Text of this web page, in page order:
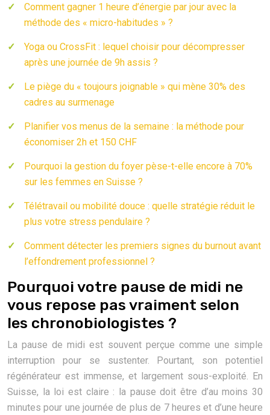
Comment gagner 1 heure d’énergie par jour avec la
méthode des « micro-habitudes » ?
Yoga ou CrossFit : lequel choisir pour décompresser
après une journée de 9h assis ?
Le piège du « toujours joignable » qui mène 30% des
cadres au surmenage
Planifier vos menus de la semaine : la méthode pour
économiser 2h et 150 CHF
Pourquoi la gestion du foyer pèse-t-elle encore à 70%
sur les femmes en Suisse ?
Télétravail ou mobilité douce : quelle stratégie réduit le
plus votre stress pendulaire ?
Comment détecter les premiers signes du burnout avant
l’effondrement professionnel ?
Pourquoi votre pause de midi ne
vous repose pas vraiment selon
les chronobiologistes ?
La pause de midi est souvent perçue comme une simple
interruption pour se sustenter. Pourtant, son potentiel
régénérateur est immense, et largement sous-exploité. En
Suisse, la loi est claire : la pause doit être d’au moins 30
minutes pour une journée de plus de 7 heures et d’une heure